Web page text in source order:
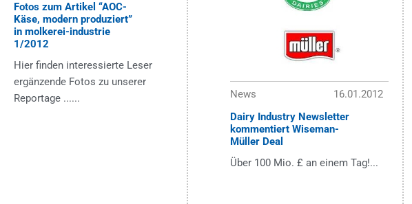
Fotos zum Artikel “AOC-
Käse, modern produziert”
in molkerei-industrie
1/2012
Hier finden interessierte Leser
ergänzende Fotos zu unserer
Reportage ......
News
16.01.2012
Dairy Industry Newsletter
kommentiert Wiseman-
Müller Deal
Über 100 Mio. £ an einem Tag!...